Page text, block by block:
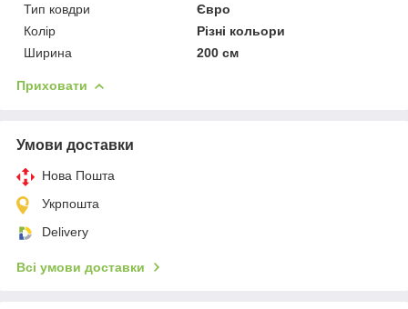
Тип ковдри
Євро
Колір
Різні кольори
Ширина
200 см
Приховати
Умови доставки
Нова Пошта
Укрпошта
Delivery
Всі умови доставки